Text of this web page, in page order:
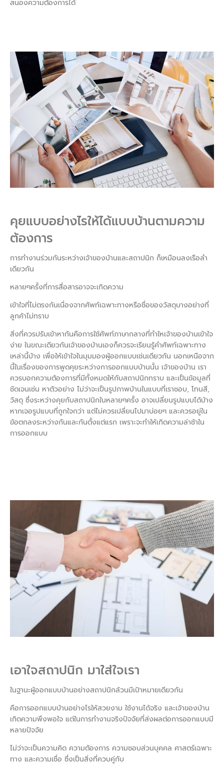
สนองความต้องการได้
คุยแบบอย่างไรให้ได้แบบบ้านตามความ
ต้องการ
การทำงานร่วมกันระหว่างเจ้าของบ้านและสถาปนิก ก็เหมือนลงเรือลำ
เดียวกัน
หลายๆครั้งที่การสื่อสารอาจจะเกิดความ
เข้าใจที่ไม่ตรงกันเนื่องจากศัพท์เฉพาะทางหรือชื่อของวัสดุบางอย่างที่
ลูกค้าไม่ทราบ
สิ่งที่ควรปรับเข้าหากันคือการใช้ศัพท์ภาษากลางที่ทำใหเจ้าของบ้านเข้าใจ
ง่าย ในขณะเดียวกันเจ้าของบ้านเองก็ควรจะเรียนรู้คำศัพท์เฉพาะทาง
เหล่านี้บ้าง เพื่อให้เข้าใจในมุมมองผู้ออกแบบเช่นเดียวกัน นอกเหนือจาก
นี้ในเรื่องของการพูดคุยระหว่างการออกแบบบ้านนั้น เจ้าของบ้าน เรา
ควรบอกความต้องการที่มีทั้งหมดให้กับสถาปนิกทราบ และเป็นข้อมูลที่
ชัดเจนเช่น หาตัวอย่าง ไม่ว่าจะเป็นรูปภาพบ้านในแบบที่เราชอบ, โทนสี,
วัสดุ ซึ่งระหว่างคุยกับสถาปนิกในหลายๆครั้ง อาจเปลี่ยนรูปแบบได้บ้าง
หากเจอรูปแบบที่ถูกใจกว่า แต่ไม่ควรเปลี่ยนไปมาบ่อยๆ และควรอยู่ใน
ข้อตกลงระหว่างกันและกันตั้งแต่แรก เพราะจะทำให้เกิดความล่าช้าใน
การออกแบบ
เอาใจสถาปนิก มาใส่ใจเรา
ในฐานะผู้ออกแบบบ้านอย่างสถาปนิกล้วนมีเป้าหมายเดียวกัน
คือการออกแบบบ้านอย่างไรให้สวยงาม ใช้งานได้จริง และเจ้าของบ้าน
เกิดความพึงพอใจ แต่ในการทำงานจริงปัจจัยที่ส่งผลต่อการออกแบบมี
หลายปัจจัย
ไม่ว่าจะเป็นความคิด ความต้องการ ความชอบส่วนบุคคล ศาสตร์เฉพาะ
ทาง และความเชื่อ ซึ่งเป็นสิ่งที่ควบคู่กับ